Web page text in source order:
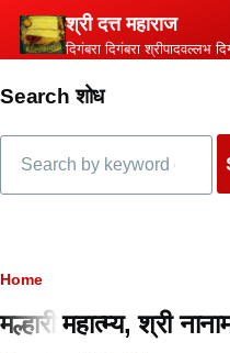
Skip to main content
श्री दत्त महाराज
दिगंबरा दिगंबरा श्रीपादवल्लभ
Search शोध
Breadcrumb
Home
मल्हारी महात्म्य, श्री